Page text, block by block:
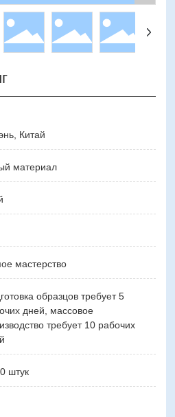
Китай
материал
мастерство
образцов требует 5
дней, массовое
требует 10 рабочих
штук